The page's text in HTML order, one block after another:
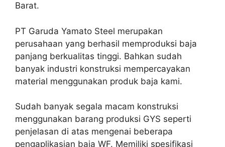
Barat.
PT Garuda Yamato Steel merupakan
perusahaan yang berhasil memproduksi baja
panjang berkualitas tinggi. Bahkan sudah
banyak industri konstruksi mempercayakan
material menggunakan produk baja kami.
Sudah banyak segala macam konstruksi
menggunakan barang produksi GYS seperti
penjelasan di atas mengenai beberapa
pengaplikasian baja WF. Memiliki spesifikasi